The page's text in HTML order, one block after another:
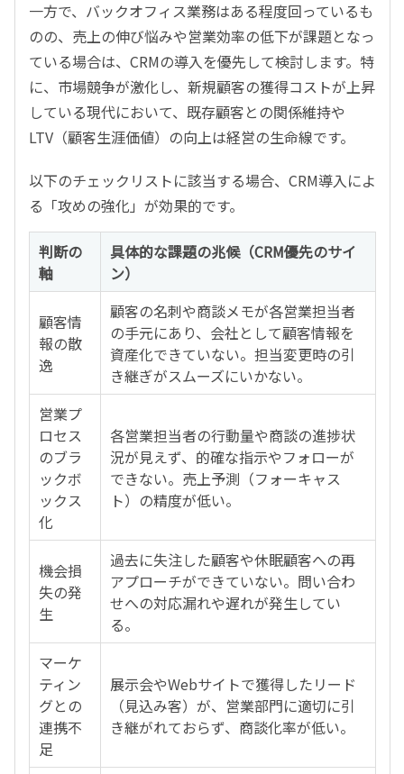
一方で、バックオフィス業務はある程度回っているも
のの、売上の伸び悩みや営業効率の低下が課題となっ
ている場合は、CRMの導入を優先して検討します。特
に、市場競争が激化し、新規顧客の獲得コストが上昇
している現代において、既存顧客との関係維持や
LTV（顧客生涯価値）の向上は経営の生命線です。
以下のチェックリストに該当する場合、CRM導入によ
る「攻めの強化」が効果的です。
判断の
軸
具体的な課題の兆候（CRM優先のサイ
ン）
顧客情
報の散
逸
顧客の名刺や商談メモが各営業担当者
の手元にあり、会社として顧客情報を
資産化できていない。担当変更時の引
き継ぎがスムーズにいかない。
営業プ
ロセス
のブラ
ックボ
ックス
化
各営業担当者の行動量や商談の進捗状
況が見えず、的確な指示やフォローが
できない。売上予測（フォーキャス
ト）の精度が低い。
機会損
失の発
生
過去に失注した顧客や休眠顧客への再
アプローチができていない。問い合わ
せへの対応漏れや遅れが発生してい
る。
マーケ
ティン
グとの
連携不
足
展示会やWebサイトで獲得したリード
（見込み客）が、営業部門に適切に引
き継がれておらず、商談化率が低い。